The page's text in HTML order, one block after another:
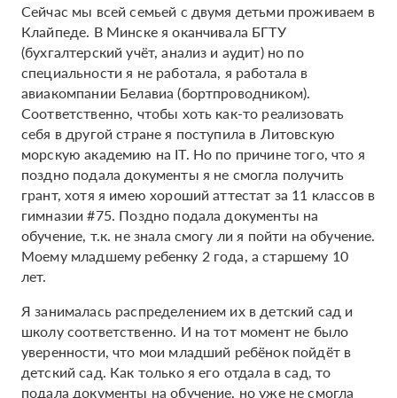
Сейчас мы всей семьей с двумя детьми проживаем в
Клайпеде. В Минске я оканчивала БГТУ
(бухгалтерский учёт, анализ и аудит) но по
специальности я не работала, я работала в
авиакомпании Белавиа (бортпроводником).
Соответственно, чтобы хоть как-то реализовать
себя в другой стране я поступила в Литовскую
морскую академию на IT. Но по причине того, что я
поздно подала документы я не смогла получить
грант, хотя я имею хороший аттестат за 11 классов в
гимназии #75. Поздно подала документы на
обучение, т.к. не знала смогу ли я пойти на обучение.
Моему младшему ребенку 2 года, а старшему 10
лет.
Я занималась распределением их в детский сад и
школу соответственно. И на тот момент не было
уверенности, что мои младший ребёнок пойдёт в
детский сад. Как только я его отдала в сад, то
подала документы на обучение, но уже не смогла